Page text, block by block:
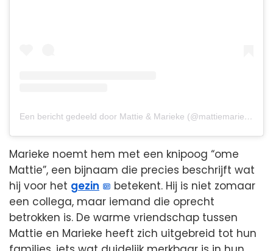
Een bericht gedeeld door Mattie & Marieke (@mattiemarieke)
Marieke noemt hem met een knipoog “ome
Mattie”, een bijnaam die precies beschrijft wat
hij voor het gezin
betekent. Hij is niet zomaar
een collega, maar iemand die oprecht
betrokken is. De warme vriendschap tussen
Mattie en Marieke heeft zich uitgebreid tot hun